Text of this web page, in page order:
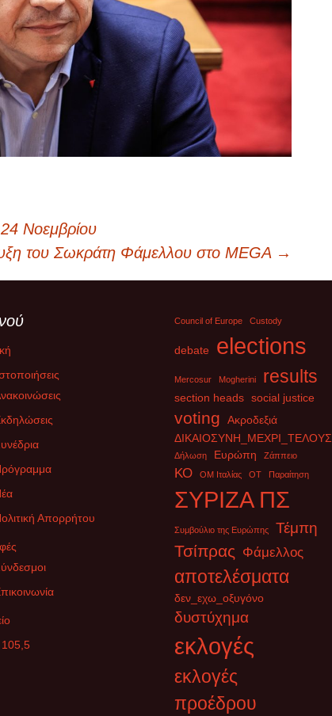
Νοεμβρίου
του Σωκράτη Φάμελλου στο MEGA →
Απορρήτου
Council of Europe Custody
debate elections
Mercosur Mogherini results
section heads social justice
voting
Ακροδεξιά
ΔΙΚΑΙΟΣΥΝΗ_ΜΕΧΡΙ_ΤΕΛΟΥΣ
Δήλωση Ευρώπη Ζάππειο
ΚΟ ΟΜ Ιταλίας ΟΤ Παραίτηση
ΣΥΡΙΖΑ ΠΣ
Συμβούλιο της Ευρώπης Τέμπη
Τσίπρας Φάμελλος
αποτελέσματα
δεν_εχω_οξυγόνο
δυστύχημα
εκλογές
εκλογές
προέδρου